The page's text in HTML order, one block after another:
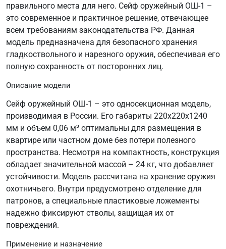
правильного места для него. Сейф оружейный ОШ-1 –
это современное и практичное решение, отвечающее
всем требованиям законодательства РФ. Данная
модель предназначена для безопасного хранения
гладкоствольного и нарезного оружия, обеспечивая его
полную сохранность от посторонних лиц.
Описание модели
Сейф оружейный ОШ-1 – это односекционная модель,
производимая в России. Его габариты 220х220х1240
мм и объем 0,06 м³ оптимальны для размещения в
квартире или частном доме без потери полезного
пространства. Несмотря на компактность, конструкция
обладает значительной массой – 24 кг, что добавляет
устойчивости. Модель рассчитана на хранение оружия
охотничьего. Внутри предусмотрено отделение для
патронов, а специальные пластиковые ложементы
надежно фиксируют стволы, защищая их от
повреждений.
Применение и назначение